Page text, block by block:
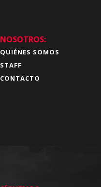
NOSOTROS:
QUIÉNES SOMOS
STAFF
CONTACTO